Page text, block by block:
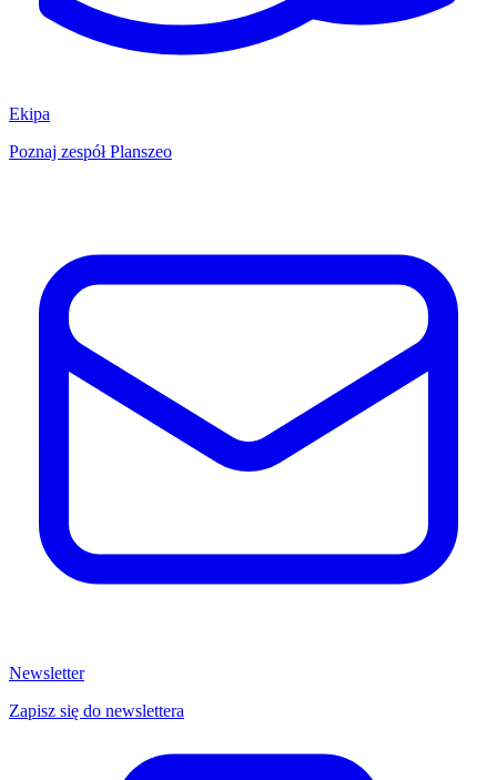
Ekipa
Poznaj zespół Planszeo
Newsletter
Zapisz się do newslettera